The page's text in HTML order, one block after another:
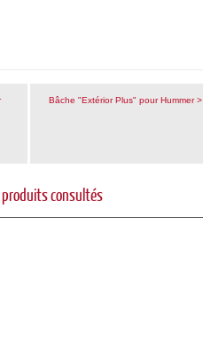
Bâche "Extérior Plus" pour Hummer >
consultés